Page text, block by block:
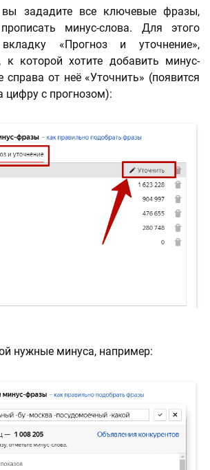
вы зададите все ключевые фразы,
минус-слова. Для этого
«Прогноз и уточнение»,
к которой хотите добавить минус-
справа от неё «Уточнить» (появится
цифру с прогнозом):
нужные минуса, например: